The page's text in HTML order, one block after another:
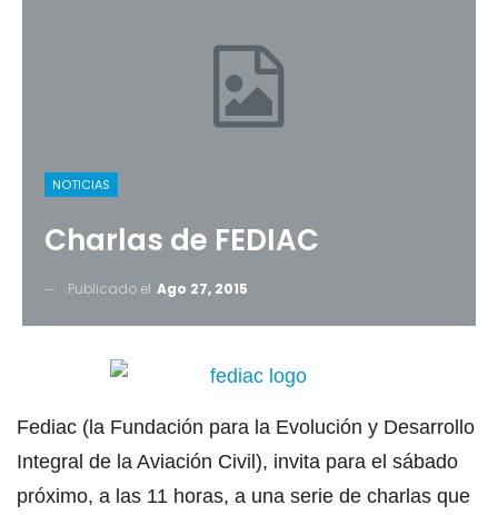
NOTICIAS
Charlas de FEDIAC
Publicado el Ago 27, 2015
Fediac (la Fundación para la Evolución y Desarrollo
Integral de la Aviación Civil), invita para el sábado
próximo, a las 11 horas, a una serie de charlas que